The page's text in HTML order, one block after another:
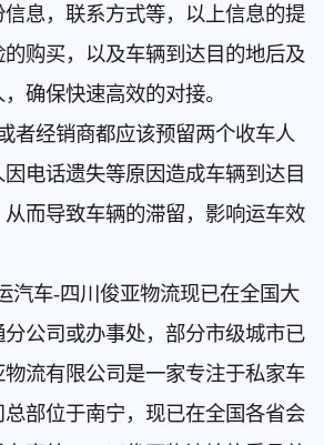
息，联系方式等，以上信息的提
购买，以及车辆到达目的地后及
确保快速高效的对接。
经销商都应该预留两个收车人
电话遗失等原因造成车辆到达目
而导致车辆的滞留，影响运车效
汽车-四川俊亚物流现已在全国大
公司或办事处，部分市级城市已
流有限公司是一家专注于私家车
部位于南宁，现已在全国各省会